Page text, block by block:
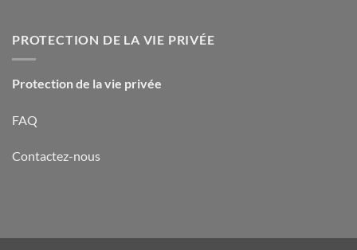
PROTECTION DE LA VIE PRIVÉE
Protection de la vie privée
FAQ
Contactez-nous